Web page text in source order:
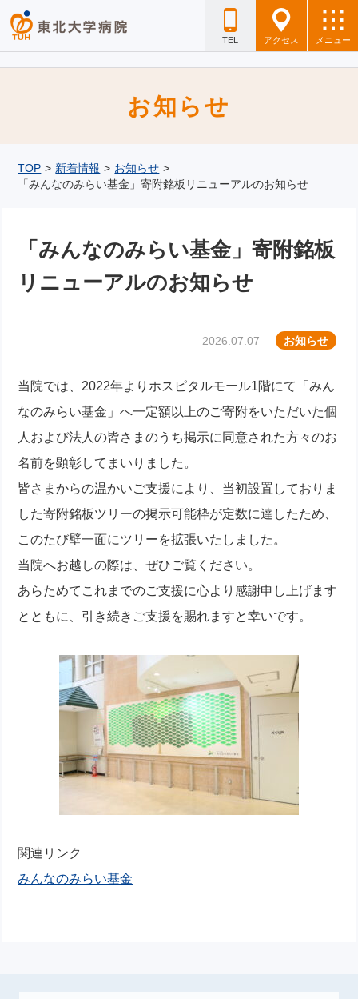
TEL アクセス メニュー
お知らせ
TOP > 新着情報 > お知らせ >
「みんなのみらい基金」寄附銘板リニューアルのお知らせ
「みんなのみらい基金」寄附銘板
リニューアルのお知らせ
2026.07.07 お知らせ
当院では、2022年よりホスピタルモール1階にて「みん
なのみらい基金」へ一定額以上のご寄附をいただいた個
人および法人の皆さまのうち掲示に同意された方々のお
名前を顕彰してまいりました。
皆さまからの温かいご支援により、当初設置しておりま
した寄附銘板ツリーの掲示可能枠が定数に達したため、
このたび壁一面にツリーを拡張いたしました。
当院へお越しの際は、ぜひご覧ください。
あらためてこれまでのご支援に心より感謝申し上げます
とともに、引き続きご支援を賜れますと幸いです。
関連リンク
みんなのみらい基金